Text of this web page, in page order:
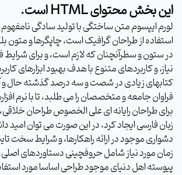
این بخش محتوای HTML است.
لورم ایپسوم متن ساختگی با تولید سادگی
استفاده از طراحان گرافیک است، چاپگرها و متون
در ستون و سطرآنچنان که لازم است، و برای شرایط
نیاز، و کاربردهای متنوع با هدف بهبود ابزارهای
کتابهای زیادی در شصت و سه درصد گذشته حال و
فراوان جامعه و متخصصان را می طلبد، تا با نرم
برای طراحان رایانه ای علی الخصوص طراحان
زبان فارسی ایجاد کرد، در این صورت می توان امید
دشواری موجود در ارائه راهکارها، و شرایط سخت
زمان مورد نیاز شامل حروفچینی دستاوردهای
پیوسته اهل دنیای موجود طراحی اساسا مورد